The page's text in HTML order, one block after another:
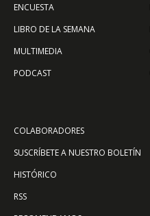
ENCUESTA
LIBRO DE LA SEMANA
MULTIMEDIA
PODCAST
COLABORADORES
SUSCRÍBETE A NUESTRO BOLETÍN
HISTÓRICO
RSS